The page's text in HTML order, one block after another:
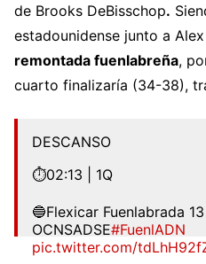
de Brooks DeBisschop.
estadounidense junto a
remontada fuenlabreña,
cuarto finalizaría (34-38),
DESCANSO
⏱️02:13 | 1Q
🔵Flexicar Fuenlabrada 13
OCNSADSE#FuenlADN
pic.twitter.com/